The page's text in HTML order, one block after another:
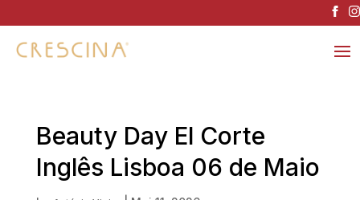
Beauty Day El Corte
Inglês Lisboa 06 de Maio